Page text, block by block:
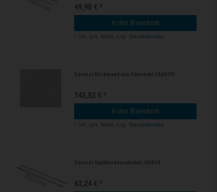
49,98 € *
In den Warenkorb
* inkl. ges. MwSt. zzgl.Versandkosten
Caressi Rückwand aus Edelstahl CA6075I
143,82 € *
In den Warenkorb
* inkl. ges. MwSt. zzgl.Versandkosten
Caressi Spülbeckenzubehör CAB90
63,24 € *